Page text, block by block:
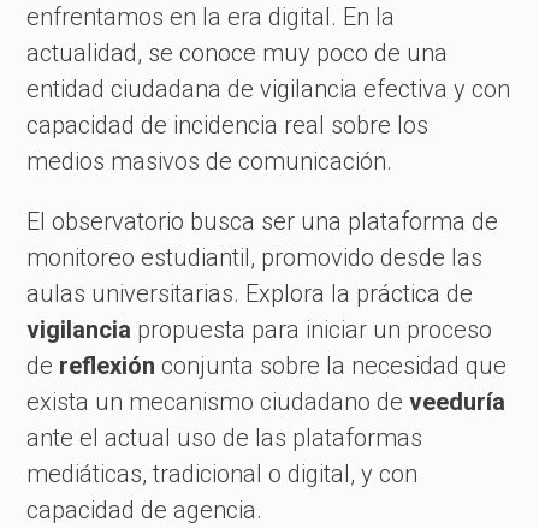
enfrentamos en la era digital. En la
actualidad, se conoce muy poco de una
entidad ciudadana de vigilancia efectiva y con
capacidad de incidencia real sobre los
medios masivos de comunicación.
El observatorio busca ser una plataforma de
monitoreo estudiantil, promovido desde las
aulas universitarias. Explora la práctica de
vigilancia propuesta para iniciar un proceso
de reflexión conjunta sobre la necesidad que
exista un mecanismo ciudadano deveeduría
ante el actual uso de las plataformas
mediáticas, tradicional o digital, y con
capacidad de agencia.